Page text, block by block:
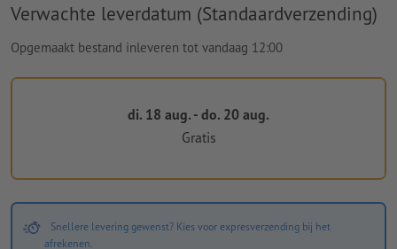
Verwachte leverdatum (Standaardverzending)
Opgemaakt bestand inleveren tot vandaag 12:00
di. 18 aug. - do. 20 aug.
Gratis
Snellere levering gewenst? Kies voor expresverzending bij het
afrekenen.